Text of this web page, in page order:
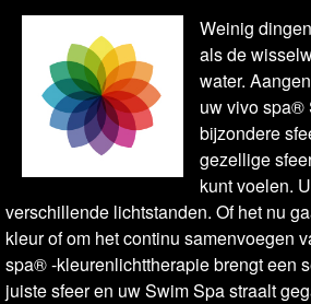
Weinig
als de
water.
uw vivo spa®
bijzondere
gezellige
kunt voelen.
verschillende lichtstanden. Of het nu
kleur of om het continu samenvoegen
spa® -kleurenlichttherapie brengt een
juiste sfeer en uw Swim Spa straalt